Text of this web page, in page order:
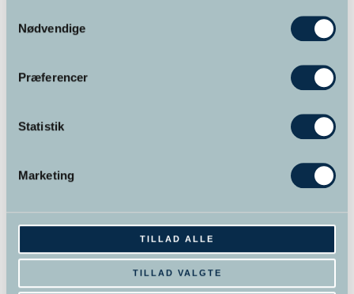
Nødvendige
Præferencer
Statistik
Marketing
TILLAD ALLE
TILLAD VALGTE
løsningen med vores bevidste sind, ville vi ikke have nogen
problemer.
Hypnose er en ændret
hvorigennem man søger at skabe forandring. Det gøres ved
at skabe adgang til det ubevidste sind via trance således at
det ubevidste er åbent og modtageligt for